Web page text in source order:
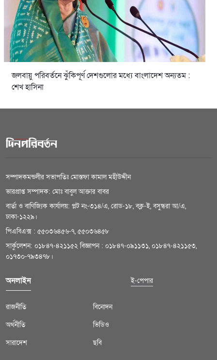
জলবায়ু পরিবর্তনে ঝুঁকিপূর্ণ দেশগুলোর মধ্যে বাংলাদেশ অন্যতম :
শেখ হাসিনা
সম্পাদকমন্ডলীর সভাপতিঃ মোস্তফা কামাল মহীউদ্দীন
ভারপ্রাপ্ত সম্পাদক: মোঃ বাবুল আক্তার বাবর
বার্তা ও বাণিজ্যিক কার্যালয়: প্লট নং-৩১৪/এ, রোড-১৮, বক্ল-ই, বসুন্ধরা আ/এ,
ঢাকা-১২২৯।
পিএবিএক্স : ৫৫০৩৬৪৫৬-৭, ৫৫০৩৬৪৫৮
সার্কুলেশন: ০১৮৪৭-৪২১১৫২ বিজ্ঞাপন : ০১৮৪৭-০৯১১৩১, ০১৮৪৭-৪২১১৫৩,
০১৭৩০-৭৯৩৪৭৮।
অনলাইন ই-পেপার
রাজনীতি
অর্থনীতি
সারাদেশ
বিনোদন
ভিডিও
ছবি